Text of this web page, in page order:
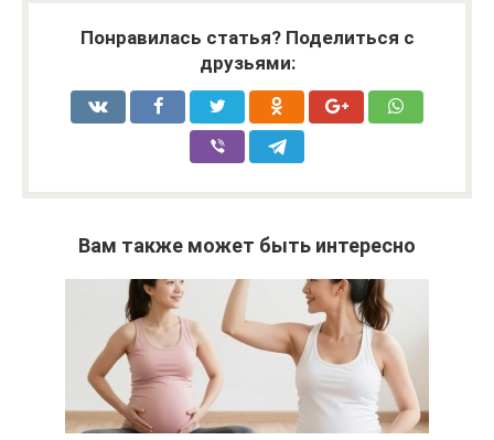
Понравилась статья? Поделиться с
друзьями:
Вам также может быть интересно